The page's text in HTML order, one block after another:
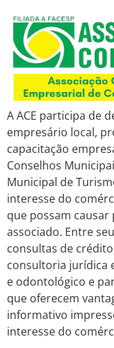
A ACE participa de
empresário local,
capacitação
Conselhos
Municipal de
interesse do
que possam
associado. Entre
consultas de
consultoria jurídica
e odontológico e
que oferecem
informativo
interesse do